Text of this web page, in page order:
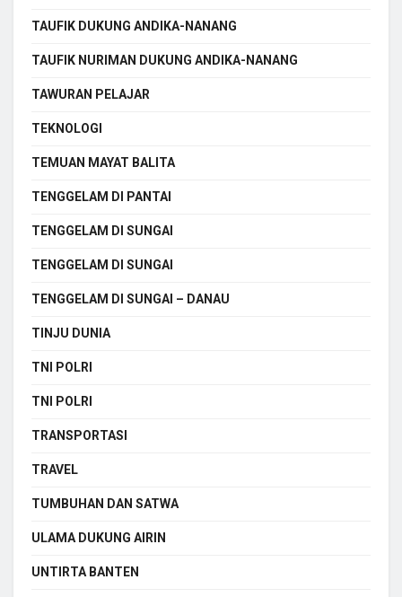
TAUFIK DUKUNG ANDIKA-NANANG
TAUFIK NURIMAN DUKUNG ANDIKA-NANANG
TAWURAN PELAJAR
TEKNOLOGI
TEMUAN MAYAT BALITA
TENGGELAM DI PANTAI
TENGGELAM DI SUNGAI
TENGGELAM DI SUNGAI
TENGGELAM DI SUNGAI – DANAU
TINJU DUNIA
TNI POLRI
TNI POLRI
TRANSPORTASI
TRAVEL
TUMBUHAN DAN SATWA
ULAMA DUKUNG AIRIN
UNTIRTA BANTEN